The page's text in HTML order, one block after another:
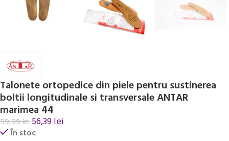
Talonete ortopedice din piele pentru sustinerea
boltii longitudinale si transversale ANTAR
marimea 44
59,99lei56,39lei
În stoc